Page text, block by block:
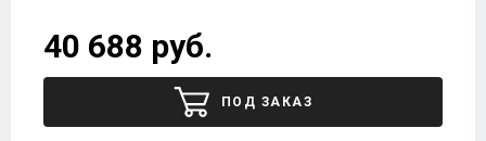
40 688 руб.
ПОД ЗАКАЗ